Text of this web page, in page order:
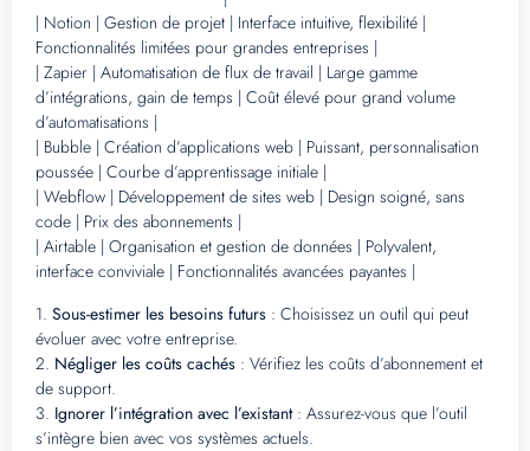
| Notion | Gestion de projet | Interface intuitive, flexibilité |
Fonctionnalités limitées pour grandes entreprises |
| Zapier | Automatisation de flux de travail | Large gamme
d’intégrations, gain de temps | Coût élevé pour grand volume
d’automatisations |
| Bubble | Création d’applications web | Puissant, personnalisation
poussée | Courbe d’apprentissage initiale |
| Webflow | Développement de sites web | Design soigné, sans
code | Prix des abonnements |
| Airtable | Organisation et gestion de données | Polyvalent,
interface conviviale | Fonctionnalités avancées payantes |
1. Sous-estimer les besoins futurs : Choisissez un outil qui peut
évoluer avec votre entreprise.
2. Négliger les coûts cachés : Vérifiez les coûts d’abonnement et
de support.
3. Ignorer l’intégration avec l’existant: Assurez-vous que l’outil
s’intègre bien avec vos systèmes actuels.